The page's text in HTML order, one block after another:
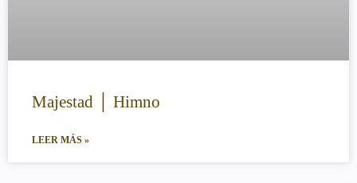
Majestad │ Himno
LEER MÁS »